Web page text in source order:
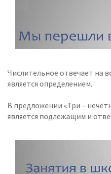
Числительное отвечает на
является определением.
В предложении «Три –
является подлежащим и